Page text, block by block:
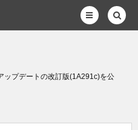
ップデートの改訂版(1A291c)を公